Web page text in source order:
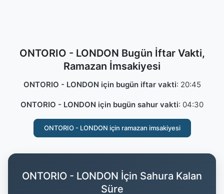
ONTORIO - LONDON Bugün İftar Vakti,
Ramazan İmsakiyesi
ONTORIO - LONDON için bugün iftar vakti: 20:45
ONTORIO - LONDON için bugün sahur vakti: 04:30
ONTORIO - LONDON için ramazan imsakiyesi
ONTORIO - LONDON İçin Sahura Kalan
Süre